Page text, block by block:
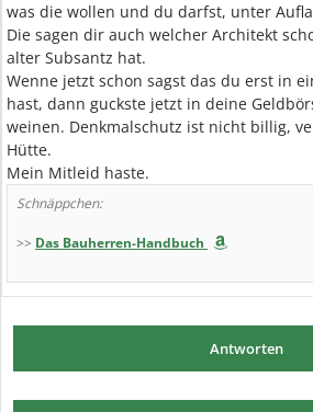
was die wollen und du darfst, unter
Die sagen dir auch welcher Architekt
alter Subsantz hat.
Wenne jetzt schon sagst das du erst in
hast, dann guckste jetzt in deine
weinen. Denkmalschutz ist nicht billig,
Hütte.
Mein Mitleid haste.
Schnäppchen:
>> Das Bauherren-Handbuch
Antworten